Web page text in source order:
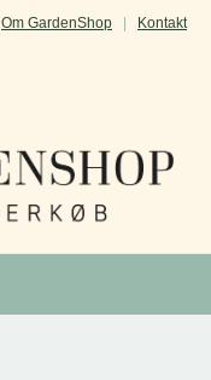
Om GardenShop Kontakt